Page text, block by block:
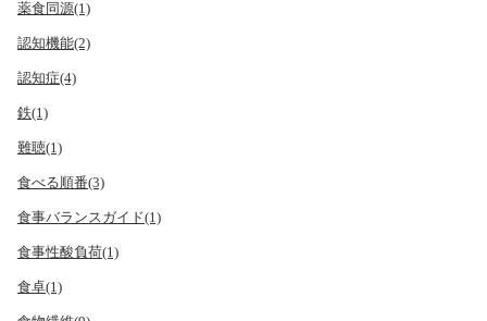
薬食同源(1)
認知機能(2)
認知症(4)
鉄(1)
難聴(1)
食べる順番(3)
食事バランスガイド(1)
食事性酸負荷(1)
食卓(1)